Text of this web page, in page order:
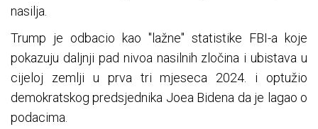
nasilja.
Trump je odbacio kao "lažne" statistike FBI-a koje
pokazuju daljnji pad nivoa nasilnih zločina i ubistava u
cijeloj zemlji u prva tri mjeseca 2024. i optužio
demokratskog predsjednika Joea Bidena da je lagao o
podacima.